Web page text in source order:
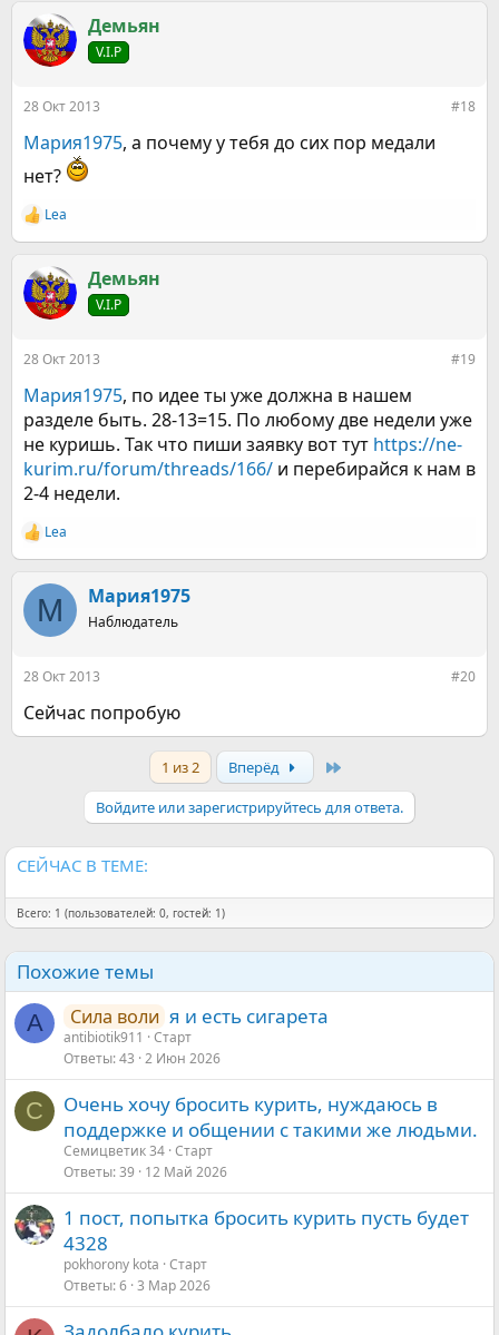
Демьян
V.I.P
28 Окт 2013 #18
Мария1975, а почему у тебя до сих пор медали
нет?
Р
е
к
ц
и
Lea
Демьян
V.I.P
28 Окт 2013 #19
Мария1975, по идее ты уже должна в нашем
разделе быть. 28-13=15. По любому две недели уже
не куришь. Так что пиши заявку вот тут https://ne-
kurim.ru/forum/threads/166/ и перебирайся к нам в
2-4 недели.
Р
е
к
ц
и
Lea
М Мария1975
Наблюдатель
28 Окт 2013 #20
Сейчас попробую
1 из 2 Вперёд
Войдите или зарегистрируйтесь для ответа.
СЕЙЧАС В ТЕМЕ:
Всего: 1 (пользователей: 0, гостей: 1)
Похожие темы
A Сила воли я и есть сигарета
antibiotik911
Старт
Ответы 43 2 Июн 2026
С
Очень хочу бросить курить, нуждаюсь в
поддержке и общении с такими же людьми.
Семицветик 34 Старт
Ответы 39 12 Май 2026
1 пост, попытка бросить курить пусть будет
4328
pokhorony kota Старт
Ответы 6 3 Мар 2026